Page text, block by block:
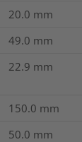
20.0 mm
49.0 mm
22.9 mm
150.0 mm
50.0 mm